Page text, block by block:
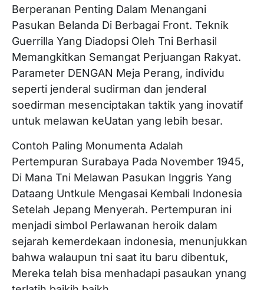
Berperanan Penting Dalam Menangani
Pasukan Belanda Di Berbagai Front. Teknik
Guerrilla Yang Diadopsi Oleh Tni Berhasil
Memangkitkan Semangat Perjuangan Rakyat.
Parameter DENGAN Meja Perang, individu
seperti jenderal sudirman dan jenderal
soedirman mesenciptakan taktik yang inovatif
untuk melawan keUatan yang lebih besar.
Contoh Paling Monumenta Adalah
Pertempuran Surabaya Pada November 1945,
Di Mana Tni Melawan Pasukan Inggris Yang
Dataang Untkule Mengasai Kembali Indonesia
Setelah Jepang Menyerah. Pertempuran ini
menjadi simbol Perlawanan heroik dalam
sejarah kemerdekaan indonesia, menunjukkan
bahwa walaupun tni saat itu baru dibentuk,
Mereka telah bisa menhadapi pasaukan ynang